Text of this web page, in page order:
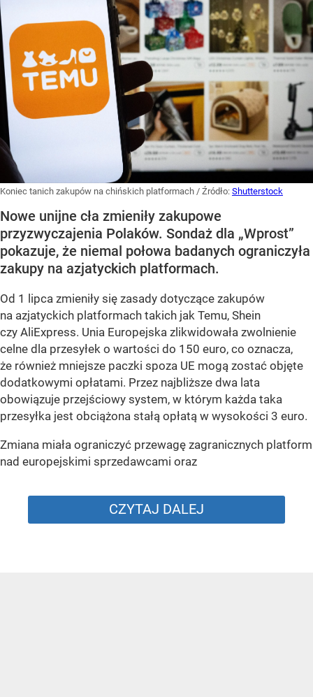
Koniec tanich zakupów na chińskich platformach / Źródło: Shutterstock
Nowe unijne cła zmieniły zakupowe
przyzwyczajenia Polaków. Sondaż dla „Wprost”
pokazuje, że niemal połowa badanych ograniczyła
zakupy na azjatyckich platformach.
Od 1 lipca zmieniły się zasady dotyczące zakupów
na azjatyckich platformach takich jak Temu, Shein
czy AliExpress. Unia Europejska zlikwidowała zwolnienie
celne dla przesyłek o wartości do 150 euro, co oznacza,
że również mniejsze paczki spoza UE mogą zostać objęte
dodatkowymi opłatami. Przez najbliższe dwa lata
obowiązuje przejściowy system, w którym każda taka
przesyłka jest obciążona stałą opłatą w wysokości 3 euro.
Zmiana miała ograniczyć przewagę zagranicznych platform
nad europejskimi sprzedawcami oraz
CZYTAJ DALEJ